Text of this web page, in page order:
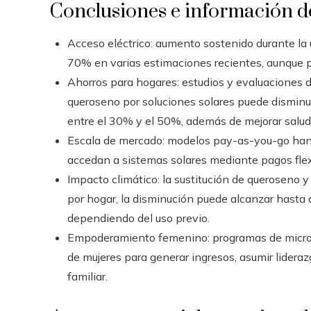
Conclusiones e información
Acceso eléctrico: aumento sostenido durante
70% en varias estimaciones recientes, aunque
Ahorros para hogares: estudios y evaluaciones
queroseno por soluciones solares puede
entre el 30% y el 50%, además de mejorar
Escala de mercado: modelos pay-as-you-go
accedan a sistemas solares mediante pagos
Impacto climático: la sustitución de queroseno
por hogar, la disminución puede alcanzar
dependiendo del uso previo.
Empoderamiento femenino: programas de
de mujeres para generar ingresos, asumir
familiar.